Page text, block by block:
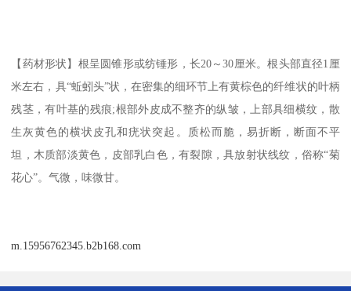
【药材形状】根呈圆锥形或纺锤形，长20～30厘米。根头部直径1厘
米左右，具“蚯蚓头”状，在密集的细环节上有黄棕色的纤维状的叶柄
残茎，有叶基的残痕;根部外皮成不整齐的纵皱，上部具细横纹，散
生灰黄色的横状皮孔和疣状突起。质松而脆，易折断，断面不平
坦，木质部淡黄色，皮部乳白色，有裂隙，具放射状线纹，俗称“菊
花心”。气微，味微甘。
m.15956762345.b2b168.com